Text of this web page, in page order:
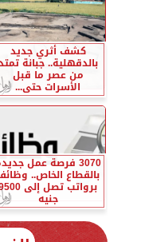
كشف أثري جديد
بالدقهلية.. جبانة
من عصر ما قبل
الأسرات حتى...
3070 فرصة عمل
بالقطاع الخاص..
برواتب تصل إلى
جنيه